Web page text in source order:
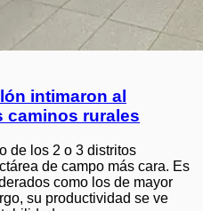
intimaron al
caminos rurales
de los 2 o 3 distritos
de campo más cara. Es
como los de mayor
su productividad se ve